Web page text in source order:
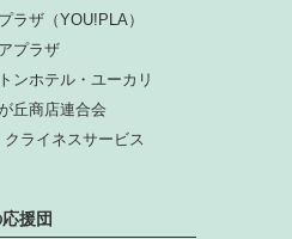
ラザ（YOU!PLA）
プラザ
ンホテル・ユーカリ
丘商店連合会
クライネスサービス
援団